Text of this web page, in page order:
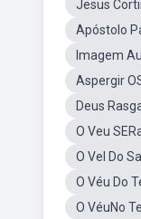
Jesus
Apóstolo
Imagem
Aspergir
Deus
O Veu
O Vel Do
O Véu Do
O VéuNo